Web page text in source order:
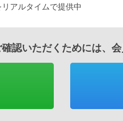
アルタイムで提供中
認いただくためには、会